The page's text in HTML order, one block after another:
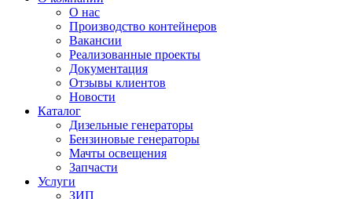
О нас
Производство контейнеров
Вакансии
Реализованные проекты
Документация
Отзывы клиентов
Новости
Каталог
Дизельные генераторы
Бензиновые генераторы
Мачты освещения
Запчасти
Услуги
ЗИП